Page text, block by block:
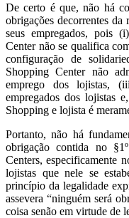
De certo é que, não há
obrigações decorrentes da
seus empregados, pois
Center não se qualifica
configuração de
Shopping Center não
emprego dos lojistas,
empregados dos lojistas
Shopping e lojista é
Portanto, não há
obrigação contida no
Centers, especificamente
lojistas que nele se
princípio da legalidade
assevera “ninguém será
coisa senão em virtude de